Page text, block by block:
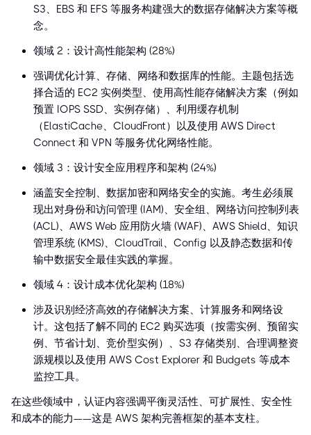
S3、EBS 和 EFS 等服务构建强大的数据存储解决方案等概
念。
领域 2：设计高性能架构 (28%)
强调优化计算、存储、网络和数据库的性能。主题包括选
择合适的 EC2 实例类型、使用高性能存储解决方案（例如
预置 IOPS SSD、实例存储）、利用缓存机制
（ElastiCache、CloudFront）以及使用 AWS Direct
Connect 和 VPN 等服务优化网络性能。
领域 3：设计安全应用程序和架构 (24%)
涵盖安全控制、数据加密和网络安全的实施。考生必须展
现出对身份和访问管理 (IAM)、安全组、网络访问控制列表
(ACL)、AWS Web 应用防火墙 (WAF)、AWS Shield、知识
管理系统 (KMS)、CloudTrail、Config 以及静态数据和传
输中数据安全最佳实践的掌握。
领域 4：设计成本优化架构 (18%)
涉及识别经济高效的存储解决方案、计算服务和网络设
计。这包括了解不同的 EC2 购买选项（按需实例、预留实
例、节省计划、竞价型实例）、S3 存储类别、合理调整资
源规模以及使用 AWS Cost Explorer 和 Budgets 等成本
监控工具。
在这些领域中，认证内容强调平衡灵活性、可扩展性、安全性
和成本的能力——这是 AWS 架构完善框架的基本支柱。